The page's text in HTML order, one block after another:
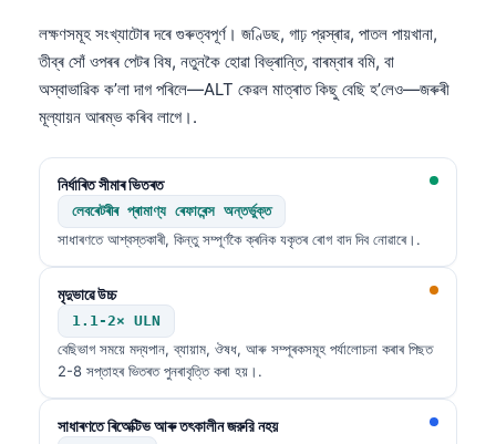
লক্ষণসমূহ সংখ্যাটোৰ দৰে গুৰুত্বপূৰ্ণ। জণ্ডিছ, গাঢ় প্রস্ৰাৱ, পাতল পায়খানা,
তীব্ৰ সোঁ ওপৰৰ পেটৰ বিষ, নতুনকৈ হোৱা বিভ্ৰান্তি, বাৰম্বাৰ বমি, বা
অস্বাভাৱিক ক’লা দাগ পৰিলে—ALT কেৱল মাত্ৰাত কিছু বেছি হ’লেও—জৰুৰী
মূল্যায়ন আৰম্ভ কৰিব লাগে।.
নিৰ্ধাৰিত সীমাৰ ভিতৰত
লেবৰেটৰীৰ প্ৰামাণ্য ৰেফাৰেন্স অন্তৰ্ভুক্ত
সাধাৰণতে আশ্বস্তকাৰী, কিন্তু সম্পূৰ্ণকৈ ক্ৰনিক যকৃতৰ ৰোগ বাদ দিব নোৱাৰে।.
মৃদুভাৱে উচ্চ
1.1-2× ULN
বেছিভাগ সময়ে মদ্যপান, ব্যায়াম, ঔষধ, আৰু সম্পূৰকসমূহ পৰ্যালোচনা কৰাৰ পিছত
2-8 সপ্তাহৰ ভিতৰত পুনৰাবৃত্তি কৰা হয়।.
সাধাৰণতে ৰিঅেক্টিভ আৰু তৎকালীন জরুরি নহয়
Tagalog
ไทย
ဗမာစာ
ភាសាខ្មែរ
Kiswahili
አማርኛ
Українська
O‘zbekcha
Català
Қазақ тілі